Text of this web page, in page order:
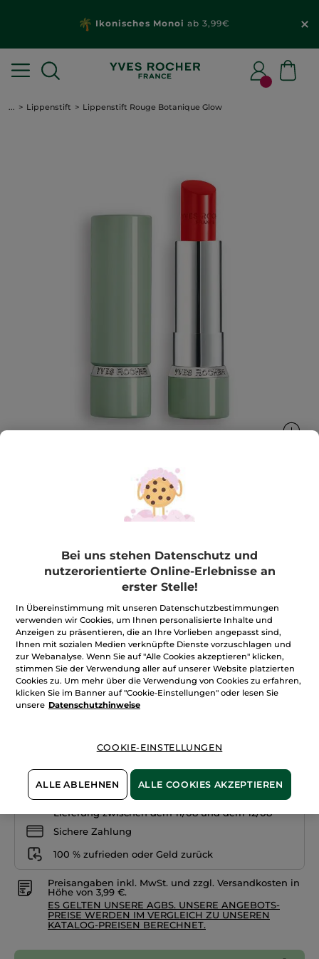
Ikonisches Monoi ab 3,99€
... Lippenstift Lippenstift Rouge Botanique Glow
Lippenstift Rouge Botanique Glow
3.5 g
3.3 ★★★★★
★★★★★
5
Sternen.
Bewertungen
anzeigen.
Lippenstift
Rouge
Botanique
Glow
(3)BEWERTUNG VERFASSEN
25,90€*
740,00€ / 100g
35.Rot Mohn
Menge
IN DEN WARENKORB
Freie Versandkosten ab 20€
Lieferung zwischen dem 11/08 und dem 12/08
Sichere Zahlung
100 % zufrieden oder Geld zurück
Preisangaben inkl. MwSt. und zzgl. Versandkosten in
Höhe von 3,99 €.
ES GELTEN UNSERE AGBS. UNSERE ANGEBOTS-
PREISE WERDEN IM VERGLEICH ZU UNSEREN
KATALOG-PREISEN BERECHNET.
Bei uns stehen Datenschutz und
nutzerorientierte Online-Erlebnisse an
erster Stelle!
In Übereinstimmung mit unseren Datenschutzbestimmungen
verwenden wir Cookies, um Ihnen personalisierte Inhalte und
Anzeigen zu präsentieren, die an Ihre Vorlieben angepasst sind,
Ihnen mit sozialen Medien verknüpfte Dienste vorzuschlagen und
zur Webanalyse. Wenn Sie auf "Alle Cookies akzeptieren" klicken,
stimmen Sie der Verwendung aller auf unserer Website platzierten
Cookies zu. Um mehr über die Verwendung von Cookies zu erfahren,
klicken Sie im Banner auf "Cookie-Einstellungen" oder lesen Sie
unsere Datenschutzhinweise
COOKIE-EINSTELLUNGEN
ALLE ABLEHNEN ALLE COOKIES AKZEPTIEREN